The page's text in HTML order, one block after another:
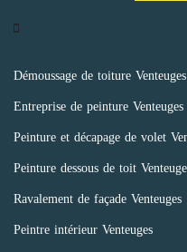
Démoussage de toiture Venteuges
Entreprise de peinture Venteuges
Peinture et décapage de volet
Peinture dessous de toit
Ravalement de façade Venteuges
Peintre intérieur Venteuges